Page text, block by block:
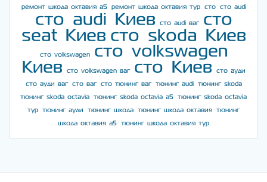
ремонт шкода октавия а5
ремонт шкода октавия тур сто сто audi
сто audi Киев сто audi ваг
сто
seat Киев сто skoda Киев
сто volkswagen
сто volkswagen
Киев
сто volkswagen ваг сто Киев
сто ауди
сто ауди ваг
сто ваг сто тюнинг ваг тюнинг audi
тюнинг skoda
тюнинг skoda octavia
тюнинг skoda octavia a5
тюнинг skoda octavia
тур
тюнинг ауди тюнинг шкода тюнинг шкода октавия
тюнинг
шкода октавия а5
тюнинг шкода октавия тур